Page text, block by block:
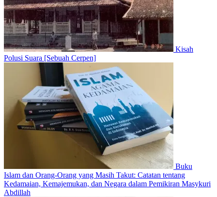
Kisah
Polusi Suara [Sebuah Cerpen]
Buku
Islam dan Orang-Orang yang Masih Takut: Catatan tentang
Kedamaian, Kemajemukan, dan Negara dalam Pemikiran Masykuri
Abdillah